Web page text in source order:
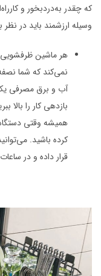
که چقدر به‌درد‌بخور و
وسیله ارزشمند باید در نظر
هر ماشین
نمی‌کند که شما
آب و برق مصرفی
بازدهی کار را
همیشه وقتی
کرده باشید.
قرار داده و در